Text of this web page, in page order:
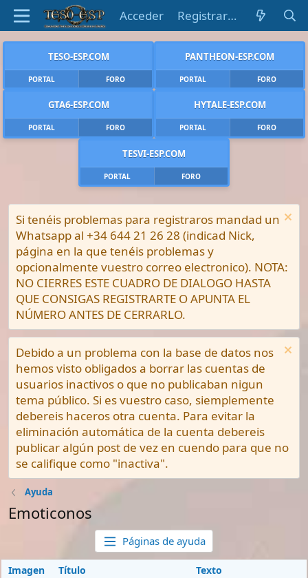
Acceder Registrarse
TESO-ESP.COM
PORTAL FORO
PANTHEON-ESP.COM
PORTAL FORO
GTA6-ESP.COM
PORTAL FORO
HYTALE-ESP.COM
PORTAL FORO
TESVI-ESP.COM
PORTAL FORO
Si tenéis problemas para registraros mandad un
Whatsapp al +34 644 21 26 28 (indicad Nick,
página en la que tenéis problemas y
opcionalmente vuestro correo electronico). NOTA:
NO CIERRES ESTE CUADRO DE DIALOGO HASTA
QUE CONSIGAS REGISTRARTE O APUNTA EL
NÚMERO ANTES DE CERRARLO.
Debido a un problema con la base de datos nos
hemos visto obligados a borrar las cuentas de
usuarios inactivos o que no publicaban nigun
tema público. Si es vuestro caso, siemplemente
debereis haceros otra cuenta. Para evitar la
eliminación automática de la cuenta debereis
publicar algún post de vez en cuendo para que no
se califique como "inactiva".
Ayuda
Emoticonos
Páginas de ayuda
Imagen Título Texto